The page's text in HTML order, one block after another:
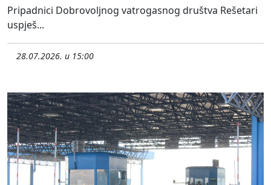
Pripadnici Dobrovoljnog vatrogasnog društva Rešetari
uspješ...
28.07.2026. u 15:00